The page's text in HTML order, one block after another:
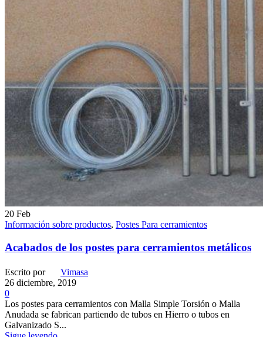
20 Feb
Información sobre productos, Postes Para cerramientos
Acabados de los postes para cerramientos metálicos
Escrito por
Vimasa
26 diciembre, 2019
0
Los postes para cerramientos con Malla Simple Torsión o Malla
Anudada se fabrican partiendo de tubos en Hierro o tubos en
Galvanizado S...